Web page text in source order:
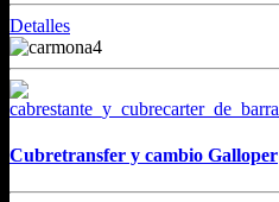
Detalles
Cubretransfer y cambio Galloper